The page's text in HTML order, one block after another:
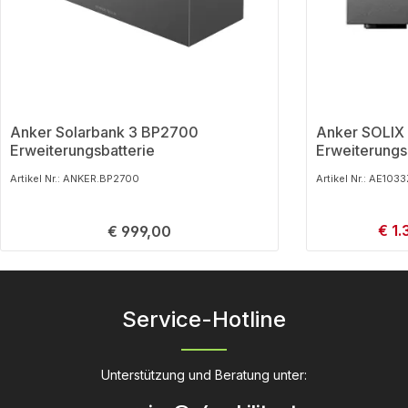
Anker Solarbank 3 BP2700
Erweiterungsbatterie
Artikel Nr.: ANKER.BP2700
Regulärer Preis:
€ 999,00
Anker
Artikel Nr.:
€
Service-Hotline
Unterstützung und Beratung unter: